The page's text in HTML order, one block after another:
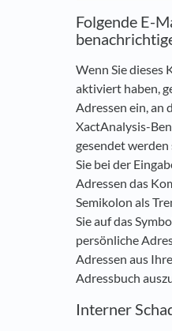
Folgende E-
Wenn Sie dieses
aktiviert haben,
Adressen ein, an
XactAnalysis-
gesendet
Sie bei der
Adressen das
Semikolon als
Sie auf das
persönliche
Adressen aus
Adressbuch
Interner